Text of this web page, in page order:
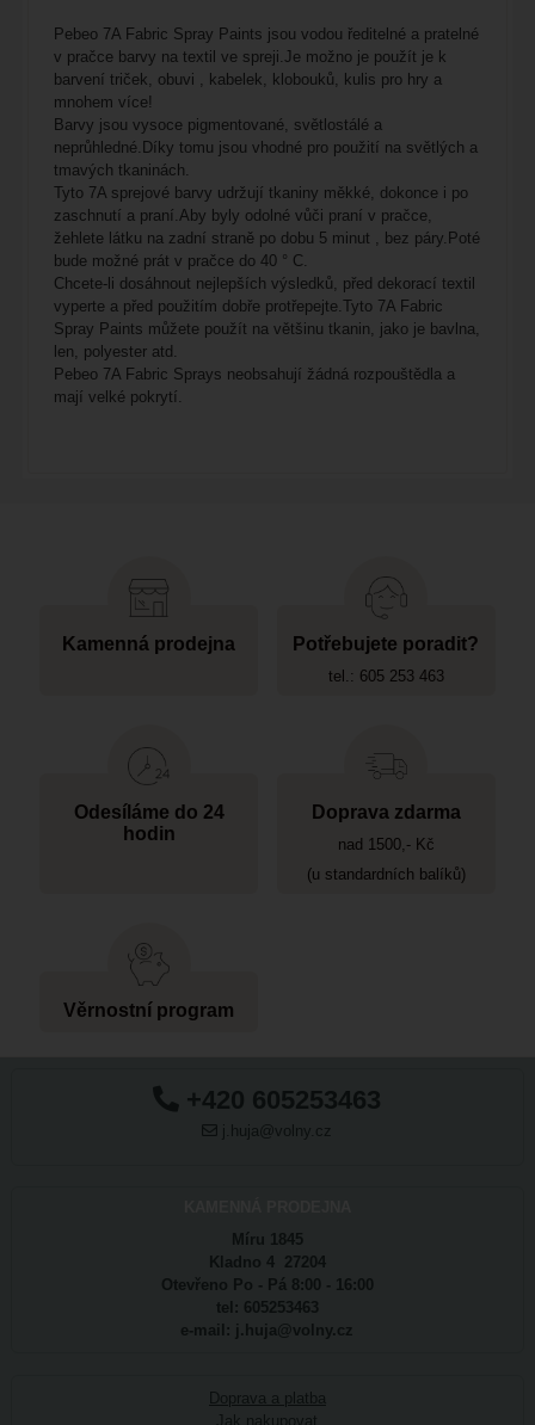
Pebeo 7A Fabric Spray Paints jsou vodou ředitelné a pratelné
v pračce barvy na textil ve spreji.Je možno je použít je k
barvení triček, obuvi , kabelek, klobouků, kulis pro hry a
mnohem více!
Barvy jsou vysoce pigmentované, světlostálé a
neprůhledné. Díky tomu jsou vhodné pro použití na světlých a
tmavých tkaninách.
Tyto 7A sprejové barvy udržují tkaniny měkké, dokonce i po
zaschnutí a praní.Aby byly odolné vůči praní v pračce,
žehlete látku na zadní straně po dobu 5 minut , bez páry. Poté
bude možné prát v pračce do 40 ° C.
Chcete-li dosáhnout nejlepších výsledků, před dekorací textil
vyperte a před použitím dobře protřepejte.Tyto 7A Fabric
Spray Paints můžete použít na většinu tkanin, jako je bavlna,
len, polyester atd.
Pebeo 7A Fabric Sprays neobsahují žádná rozpouštědla a
mají velké pokrytí.
Kamenná prodejna Potřebujete poradit?
tel.: 605 253 463
Odesíláme do 24
hodin
Doprava zdarma
nad 1500,- Kč
(u standardních balíků)
Věrnostní program
+420 605253463
j.huja@volny.cz
Míru 1845
Kladno 4 27204
Otevřeno Po - Pá 8:00 - 16:00
tel: 605253463
e-mail: j.huja@volny.cz
Doprava a platba
Jak nakupovat